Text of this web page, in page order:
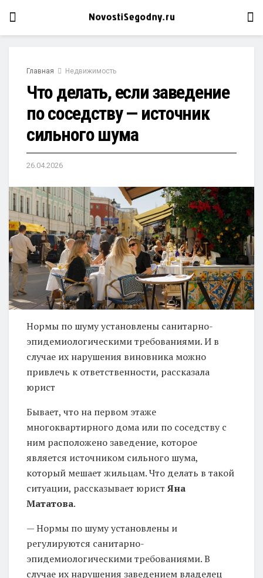
Главная Недвижимость
Что делать, если заведение
по соседству — источник
сильного шума
26.04.2026
Нормы по шуму установлены санитарно-
эпидемиологическими требованиями. И в
случае их нарушения виновника можно
привлечь к ответственности, рассказала
юрист
Бывает, что на первом этаже
многоквартирного дома или по соседству с
ним расположено заведение, которое
является источником сильного шума,
который мешает жильцам. Что делать в такой
ситуации, рассказывает юристЯна
Мататова.
— Нормы по шуму установлены и
регулируются санитарно-
эпидемиологическими требованиями. В
случае их нарушения заведением владелец